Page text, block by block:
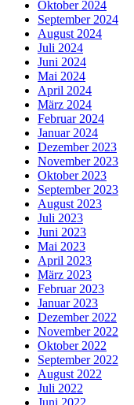
Oktober 2024
September 2024
August 2024
Juli 2024
Juni 2024
Mai 2024
April 2024
März 2024
Februar 2024
Januar 2024
Dezember 2023
November 2023
Oktober 2023
September 2023
August 2023
Juli 2023
Juni 2023
Mai 2023
April 2023
März 2023
Februar 2023
Januar 2023
Dezember 2022
November 2022
Oktober 2022
September 2022
August 2022
Juli 2022
Juni 2022